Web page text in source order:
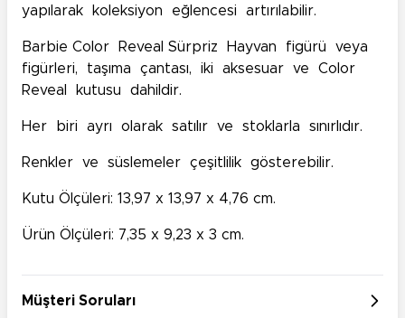
yapılarak koleksiyon eğlencesi artırılabilir.
Barbie Color Reveal Sürpriz Hayvan figürü veya
figürleri, taşıma çantası, iki aksesuar ve Color
Reveal kutusu dahildir.
Her biri ayrı olarak satılır ve stoklarla sınırlıdır.
Renkler ve süslemeler çeşitlilik gösterebilir.
Kutu Ölçüleri: 13,97 x 13,97 x 4,76 cm.
Ürün Ölçüleri: 7,35 x 9,23 x 3 cm.
Müşteri Soruları